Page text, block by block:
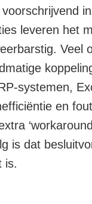
leveren het
Veel
systemen,
en
is dat
is.